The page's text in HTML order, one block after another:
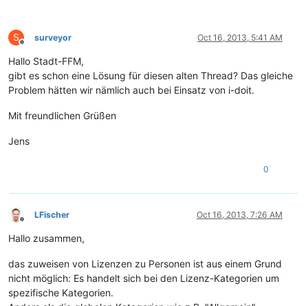
S
Offline
surveyor Oct 16, 2013, 5:41 AM
Hallo Stadt-FFM,
gibt es schon eine Lösung für diesen alten Thread? Das gleiche
Problem hätten wir nämlich auch bei Einsatz von i-doit.
Mit freundlichen Grüßen
Jens
0
Offline
LFischer Oct 16, 2013, 7:26 AM
Hallo zusammen,
das zuweisen von Lizenzen zu Personen ist aus einem Grund
nicht möglich: Es handelt sich bei den Lizenz-Kategorien um
spezifische Kategorien.